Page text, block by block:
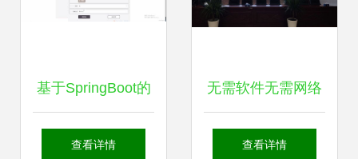
基于SpringBoot的
公交车路线查询系
查看详情
无需软件无需网络
电脑炫技无线投屏
查看详情